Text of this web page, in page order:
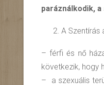
paráználkodik,
A Szentírás
– férfi és nő
következik, hogy
– a szexuális